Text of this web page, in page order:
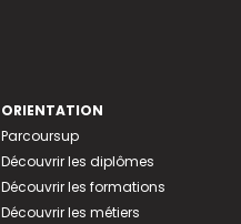
ORIENTATION
Parcoursup
Découvrir les diplômes
Découvrir les formations
Découvrir les métiers